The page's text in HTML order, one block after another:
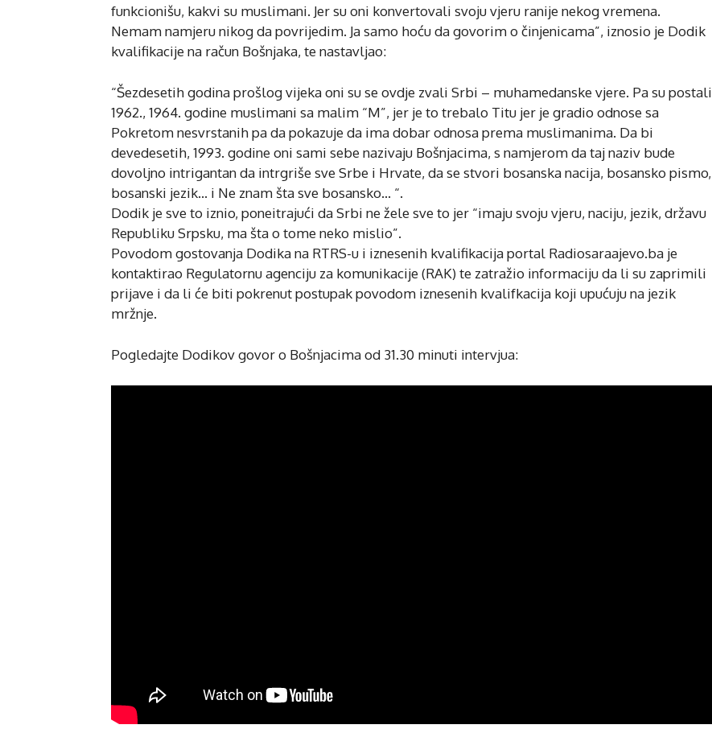
funkcionišu, kakvi su muslimani. Jer su oni konvertovali svoju vjeru ranije nekog vremena.
Nemam namjeru nikog da povrijedim. Ja samo hoću da govorim o činjenicama”, iznosio je Dodik
kvalifikacije na račun Bošnjaka, te nastavljao:
“Šezdesetih godina prošlog vijeka oni su se ovdje zvali Srbi – muhamedanske vjere. Pa su postali
1962., 1964. godine muslimani sa malim “M”, jer je to trebalo Titu jer je gradio odnose sa
Pokretom nesvrstanih pa da pokazuje da ima dobar odnosa prema muslimanima. Da bi
devedesetih, 1993. godine oni sami sebe nazivaju Bošnjacima, s namjerom da taj naziv bude
dovoljno intrigantan da intrgriše sve Srbe i Hrvate, da se stvori bosanska nacija, bosansko pismo,
bosanski jezik… i Ne znam šta sve bosansko… “.
Dodik je sve to iznio, poneitrajući da Srbi ne žele sve to jer “imaju svoju vjeru, naciju, jezik, državu
Republiku Srpsku, ma šta o tome neko mislio”.
Povodom gostovanja Dodika na RTRS-u i iznesenih kvalifikacija portal Radiosaraajevo.ba je
kontaktirao Regulatornu agenciju za komunikacije (RAK) te zatražio informaciju da li su zaprimili
prijave i da li će biti pokrenut postupak povodom iznesenih kvalifkacija koji upućuju na jezik
mržnje.
Pogledajte Dodikov govor o Bošnjacima od 31.30 minuti intervjua: